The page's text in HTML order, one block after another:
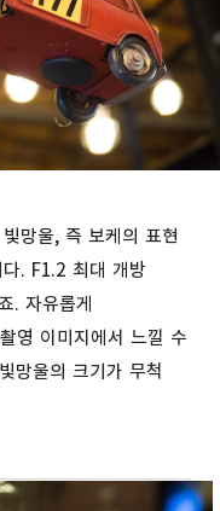
망울, 즉 보케의 표현
. F1.2 최대 개방
. 자유롭게
영 이미지에서 느낄 수
망울의 크기가 무척